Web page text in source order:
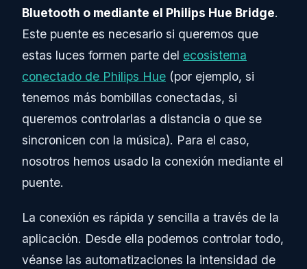
Bluetooth o mediante el Philips Hue Bridge.
Este puente es necesario si queremos que
estas luces formen parte del ecosistema
conectado de Philips Hue (por ejemplo, si
tenemos más bombillas conectadas, si
queremos controlarlas a distancia o que se
sincronicen con la música). Para el caso,
nosotros hemos usado la conexión mediante el
puente.
La conexión es rápida y sencilla a través de la
aplicación. Desde ella podemos controlar todo,
véanse las automatizaciones la intensidad de